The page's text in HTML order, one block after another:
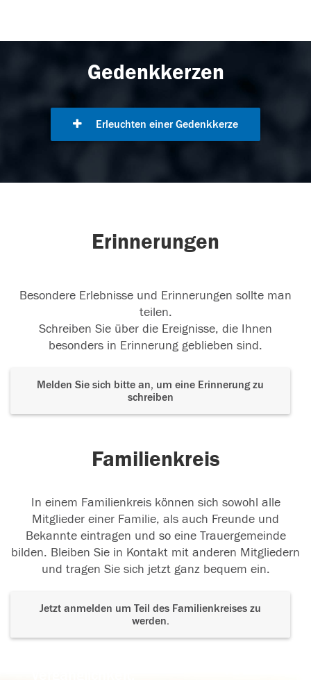
Gedenkkerzen
Erleuchten einer Gedenkkerze
Erinnerungen
Besondere Erlebnisse und Erinnerungen sollte man
teilen.
Schreiben Sie über die Ereignisse, die Ihnen
besonders in Erinnerung geblieben sind.
Melden Sie sich bitte an, um eine Erinnerung zu
schreiben
Familienkreis
In einem Familienkreis können sich sowohl alle
Mitglieder einer Familie, als auch Freunde und
Bekannte eintragen und so eine Trauergemeinde
bilden. Bleiben Sie in Kontakt mit anderen Mitgliedern
und tragen Sie sich jetzt ganz bequem ein.
Jetzt anmelden um Teil des Familienkreises zu
werden.